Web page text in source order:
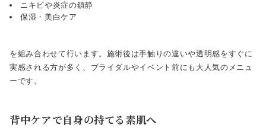
ニキビや炎症の鎮静
保湿・美白ケア
を組み合わせて行います。施術後は手触りの違いや透明感をすぐに
実感される方が多く、ブライダルやイベント前にも大人気のメニュ
ーです。
背中ケアで自身の持てる素肌へ